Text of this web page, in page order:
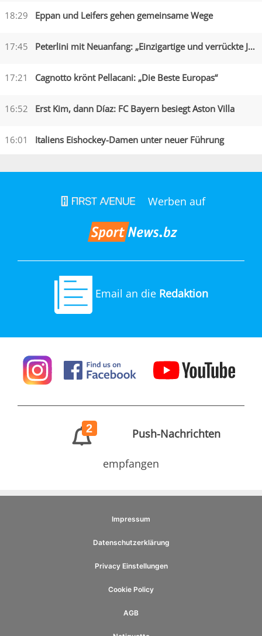
18:29 Eppan und Leifers gehen gemeinsame Wege
17:45 Peterlini mit Neuanfang: „Einzigartige und verrückte Jahre“
17:21 Cagnotto krönt Pellacani: „Die Beste Europas“
16:52 Erst Kim, dann Díaz: FC Bayern besiegt Aston Villa
16:01 Italiens Eishockey-Damen unter neuer Führung
Werben auf
Email an die Redaktion
2 Push-Nachrichten
empfangen
Impressum
Datenschutzerklärung
Privacy Einstellungen
Cookie Policy
AGB